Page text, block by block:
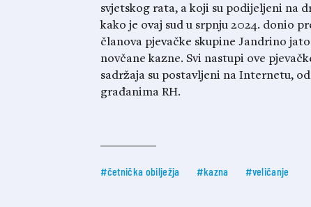
svjetskog rata, a koji su podijeljeni na
kako je ovaj sud u srpnju 2024. donio
članova pjevačke skupine Jandrino
novčane kazne. Svi nastupi ove
sadržaja su postavljeni na Internetu,
građanima RH.
#četnička obilježja #kazna #veličanje